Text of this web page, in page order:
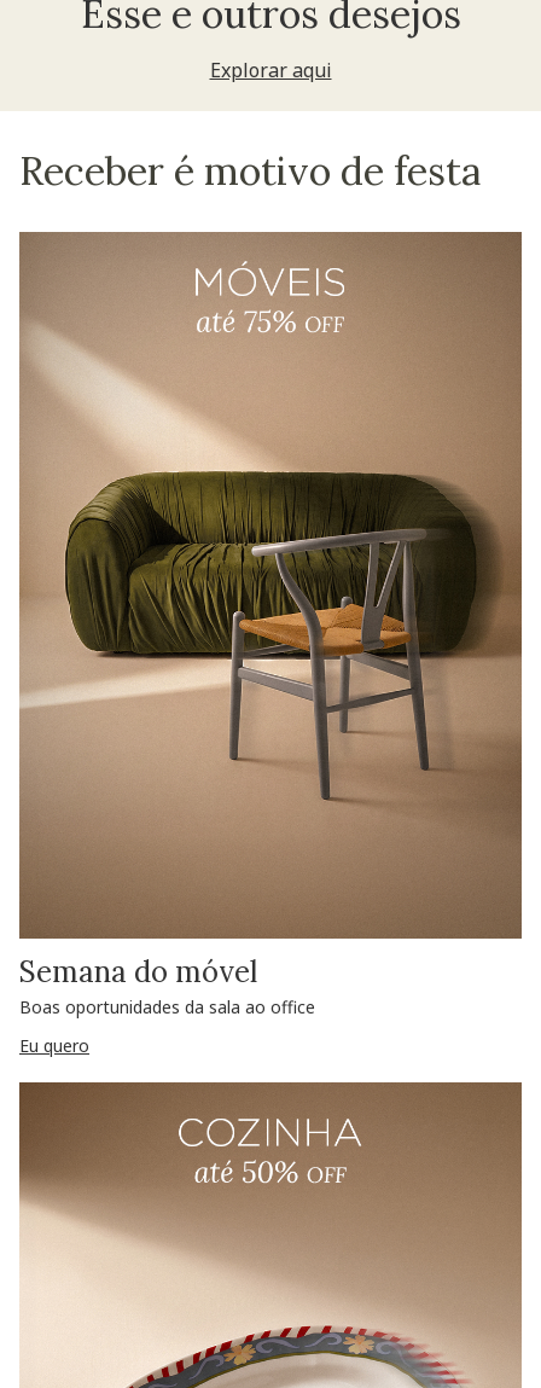
Esse e outros desejos
Explorar aqui
Receber é motivo de festa
Semana do móvel
Boas oportunidades da sala ao office
Eu quero